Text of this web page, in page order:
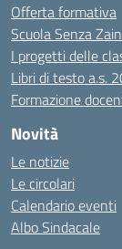
Offerta formativa
Scuola Senza
I progetti delle
Libri di testo a.s.
Formazione
Novità
Le notizie
Le circolari
Calendario eventi
Albo Sindacale